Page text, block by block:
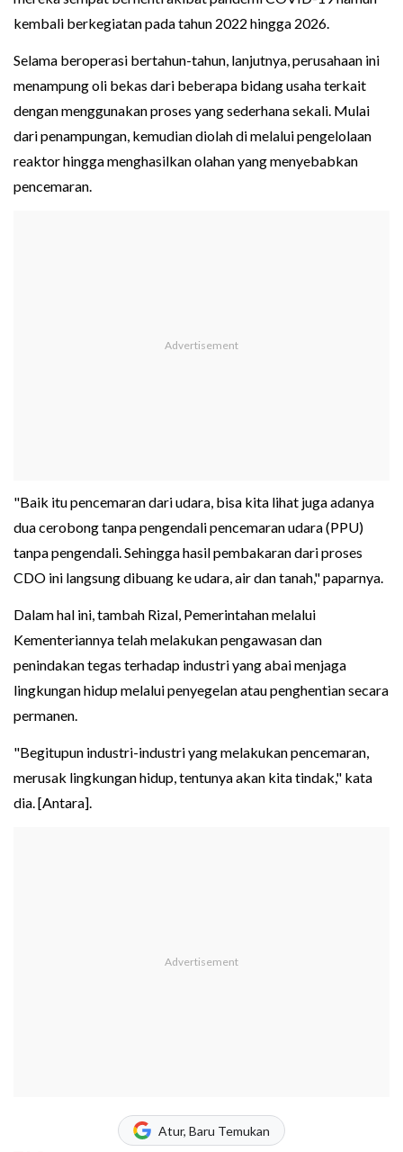
kembali berkegiatan pada tahun 2022 hingga 2026.
Selama beroperasi bertahun-tahun, lanjutnya, perusahaan ini
menampung oli bekas dari beberapa bidang usaha terkait
dengan menggunakan proses yang sederhana sekali. Mulai
dari penampungan, kemudian diolah di melalui pengelolaan
reaktor hingga menghasilkan olahan yang menyebabkan
pencemaran.
"Baik itu pencemaran dari udara, bisa kita lihat juga adanya
dua cerobong tanpa pengendali pencemaran udara (PPU)
tanpa pengendali. Sehingga hasil pembakaran dari proses
CDO ini langsung dibuang ke udara, air dan tanah," paparnya.
Dalam hal ini, tambah Rizal, Pemerintahan melalui
Kementeriannya telah melakukan pengawasan dan
penindakan tegas terhadap industri yang abai menjaga
lingkungan hidup melalui penyegelan atau penghentian secara
permanen.
"Begitupun industri-industri yang melakukan pencemaran,
merusak lingkungan hidup, tentunya akan kita tindak," kata
dia. [Antara].
Atur, Baru Temukan